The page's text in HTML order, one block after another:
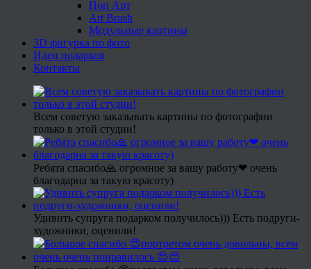
Поп Арт
Art Brush
Модульные картины
3D фигурка по фото
Идеи подарков
Контакты
Всем советую заказывать картины по фотографии
только в этой студии!
Ребята спасибо🙏 огромное за вашу работу❤ очень
благодарна за такую красоту)
Удивить супруга подарком получилось))) Есть подруги-
художники, оценили!